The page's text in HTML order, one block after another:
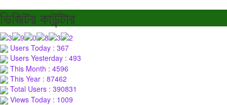
ভিজিটর কাউন্টার
Users Today : 367
Users Yesterday : 493
This Month : 4596
This Year : 87462
Total Users : 390831
Views Today : 1009